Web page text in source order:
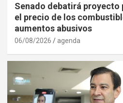
Senado debatirá proyecto
el precio de los
aumentos abusivos
06/08/2026 agenda